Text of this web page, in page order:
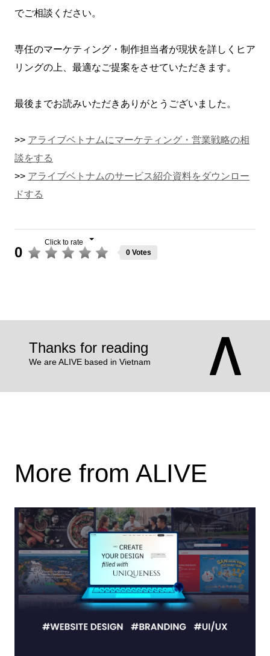
でご相談ください。
専任のマーケティング・制作担当者が現状を詳しくヒア
リングの上、最適なご提案をさせていただきます。
最後までお読みいただきありがとうございました。
>> アライブベトナムにマーケティング・営業戦略の相
談をする
>> アライブベトナムのサービス紹介資料をダウンロー
ドする
0 0 Votes
Thanks for reading
We are ALIVE based in Vietnam
More from ALIVE